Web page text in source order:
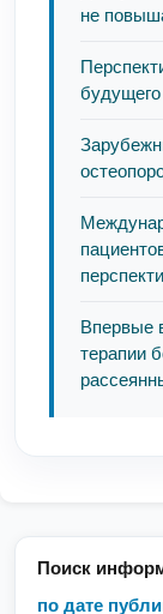
Поиск
по дате
не
будущего
Впервые
терапии